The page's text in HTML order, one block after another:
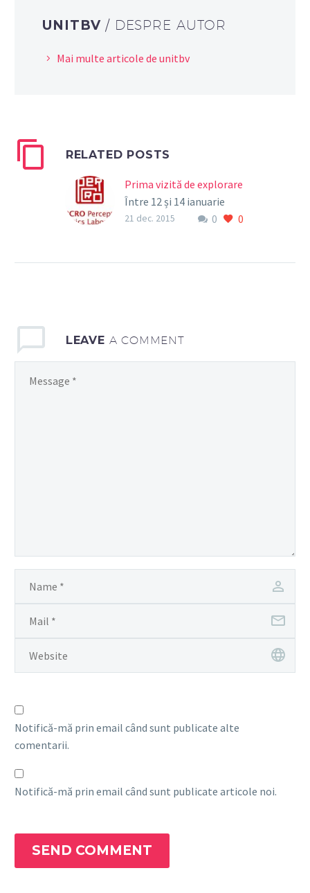
UNITBV / DESPRE AUTOR
Mai multe articole de unitbv
RELATED POSTS
Prima vizită de explorare
Între 12 și 14 ianuarie
2016, proiectul
0 0
21 dec. 2015
LEAVE A COMMENT
Notifică-mă prin email când sunt publicate alte
comentarii.
Notifică-mă prin email când sunt publicate articole noi.
SEND COMMENT